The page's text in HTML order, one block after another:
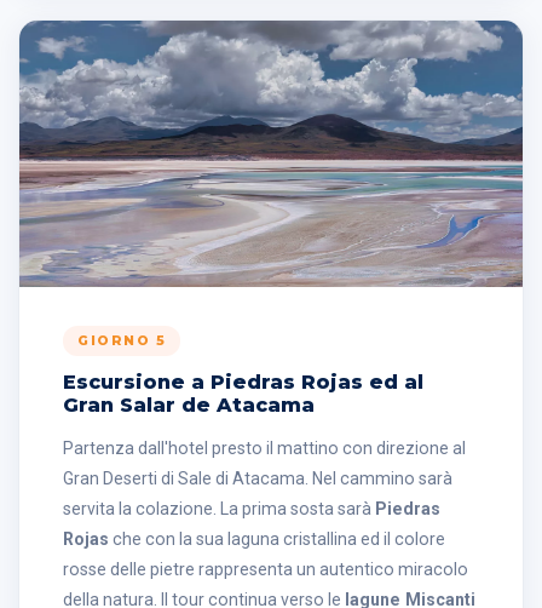
GIORNO 5
Escursione a Piedras Rojas ed al
Gran Salar de Atacama
Partenza dall'hotel presto il mattino con direzione al
Gran Deserti di Sale di Atacama. Nel cammino sarà
servita la colazione. La prima sosta sarà Piedras
Rojas che con la sua laguna cristallina ed il colore
rosse delle pietre rappresenta un autentico miracolo
della natura. Il tour continua verso le lagune Miscanti